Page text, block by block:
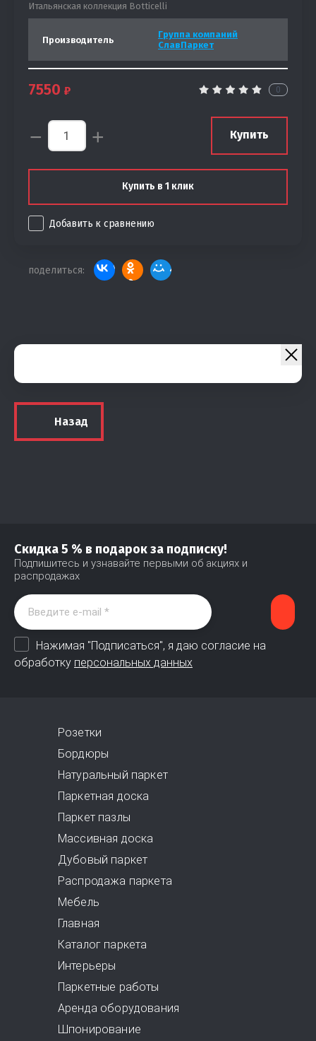
Итальянская коллекция Botticelli
Производитель
Группа компаний
СлавПаркет
7550 0
− + Купить
Купить в 1 клик
Добавить к сравнению
поделиться:
Назад
Скидка 5 % в подарок за подписку!
Подпишитесь и узнавайте первыми об акциях и
распродажах
Нажимая "Подписаться", я даю согласие на
обработку персональных данных
Розетки
Бордюры
Натуральный паркет
Паркетная доска
Паркет пазлы
Массивная доска
Дубовый паркет
Распродажа паркета
Мебель
Главная
Каталог паркета
Интерьеры
Паркетные работы
Аренда оборудования
Шпонирование